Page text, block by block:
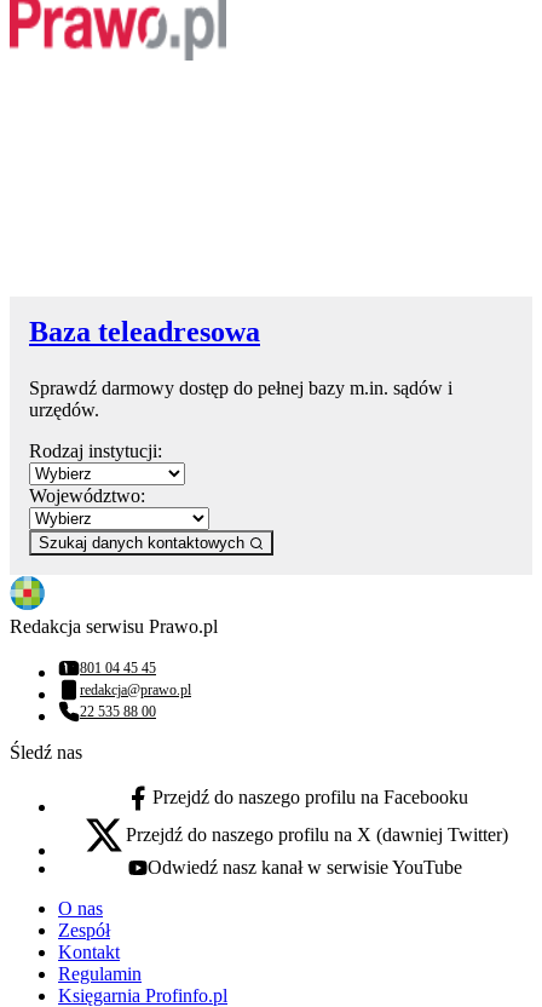
Baza teleadresowa
Sprawdź darmowy dostęp do pełnej bazy m.in. sądów i
urzędów.
Rodzaj instytucji:
Województwo:
Szukaj danych kontaktowych
Redakcja serwisu Prawo.pl
Numer telefonu:
801 04 45 45
Adres email:
redakcja@prawo.pl
Numer telefonu:
22 535 88 00
Śledź nas
facebook - otwiera się w nowej karcie
Przejdź do naszego profilu na Facebooku
x - otwiera się w nowej karcie
Przejdź do naszego profilu na X (dawniej Twitter)
youtube - otwiera się w nowej karcie
Odwiedź nasz kanał w serwisie YouTube
O nas
Zespół
Kontakt
Regulamin
Księgarnia Profinfo.pl